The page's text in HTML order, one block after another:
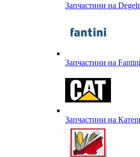
Запчастини на
Запчастини на Fantini
Запчастини на